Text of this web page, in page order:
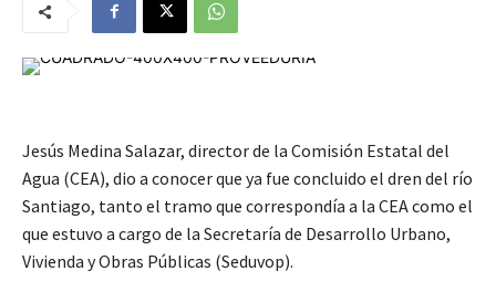
Jesús Medina Salazar, director de la Comisión Estatal del
Agua (CEA), dio a conocer que ya fue concluido el dren del río
Santiago, tanto el tramo que correspondía a la CEA como el
que estuvo a cargo de la Secretaría de Desarrollo Urbano,
Vivienda y Obras Públicas (Seduvop).